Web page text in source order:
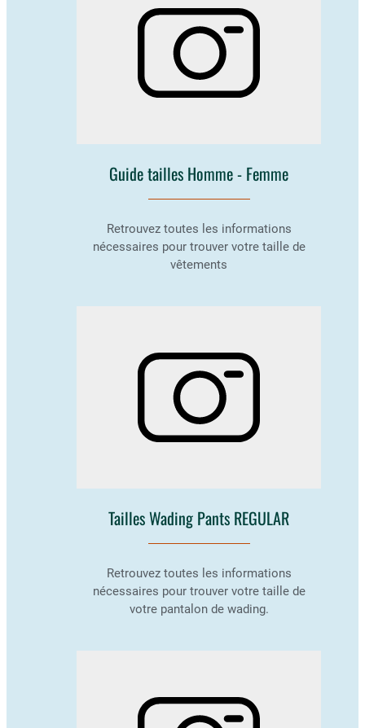
Guide tailles Homme - Femme
Retrouvez toutes les informations
nécessaires pour trouver votre taille de
vêtements
Tailles Wading Pants REGULAR
Retrouvez toutes les informations
nécessaires pour trouver votre taille de
votre pantalon de wading.